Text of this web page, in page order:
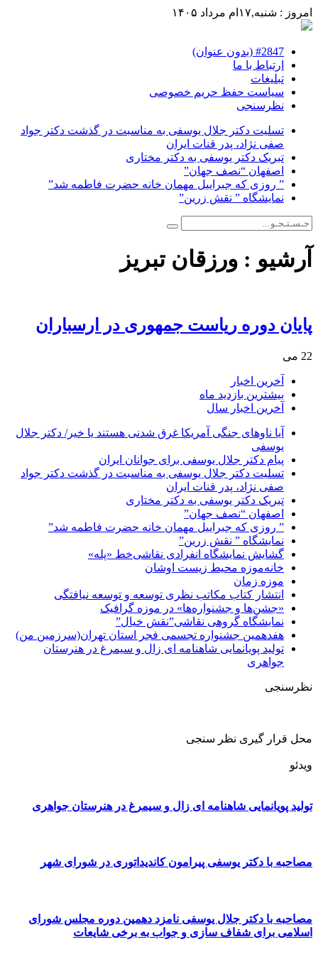
امروز : شنبه,۱۷ام مرداد ۱۴۰۵
#2847 (بدون عنوان)
ارتباط با ما
تبلیغات
سیاست حفظ حریم خصوصی
نظرسنجی
تسلیت دکتر جلال یوسفی به مناسبت در گذشت دکتر جواد
صفی نژاد، پدر قنات ایران
تبریک دکتر یوسفی به دکتر مختاری
اصفهان “نصف جهان”
” روزی که جبراییل مهمان خانه حضرت فاطمه شد”
نمایشگاه ” نقش زرین”
آرشیو : ورزقان تبریز
پایان دوره ریاست جمهوری در ارسباران
22 می
آخرین اخبار
بیشترین بازدید ماه
آخرین اخبار سال
آیا ناوهای جنگی آمریکا غرق شدنی هستند یا خیر/ دکتر جلال
یوسفی
پیام دکتر جلال یوسفی برای جوانان ایران
تسلیت دکتر جلال یوسفی به مناسبت در گذشت دکتر جواد
صفی نژاد، پدر قنات ایران
تبریک دکتر یوسفی به دکتر مختاری
اصفهان “نصف جهان”
” روزی که جبراییل مهمان خانه حضرت فاطمه شد”
نمایشگاه ” نقش زرین”
گشایش نمایشگاه انفرادی نقاشی‌خط «پله»
خانه‌موزه محیط‌ زیست اوشان
موزه زمان
انتشار کتاب مکاتب نظری توسعه و توسعه نیافتگی
«جشن‌ها و جشنواره‌ها» در موزه گرافیک
نمایشگاه گروهی نقاشی”نقش خیال”
هفدهمین جشنواره تجسمی فجر استان تهران(سرزمین من)
تولید پویانمایی شاهنامه ای زال و سیمرغ در هنرستان
جواهری
نظرسنجی
محل قرار گیری نظر سنجی
ویدئو
تولید پویانمایی شاهنامه ای زال و سیمرغ در هنرستان جواهری
مصاحبه با دکتر یوسفی پیرامون کاندیداتوری در شورای شهر
مصاحبه با دکتر جلال یوسفی نامزد دهمین دوره مجلس شورای
اسلامی برای شفاف سازی و جواب به برخی شایعات